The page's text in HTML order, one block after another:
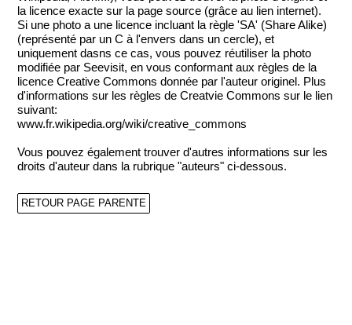
la licence exacte sur la page source (grâce au lien internet).
Si une photo a une licence incluant la règle 'SA' (Share Alike)
(représenté par un C à l'envers dans un cercle), et
uniquement dasns ce cas, vous pouvez réutiliser la photo
modifiée par Seevisit, en vous conformant aux règles de la
licence Creative Commons donnée par l'auteur originel. Plus
d'informations sur les règles de Creatvie Commons sur le lien
suivant:
www.fr.wikipedia.org/wiki/creative_commons
Vous pouvez également trouver d'autres informations sur les
droits d'auteur dans la rubrique "auteurs" ci-dessous.
RETOUR PAGE PARENTE